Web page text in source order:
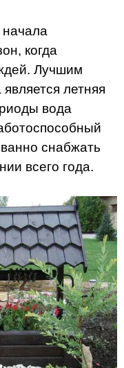
когда
Лучшим
летняя
вода
снабжать
всего года.